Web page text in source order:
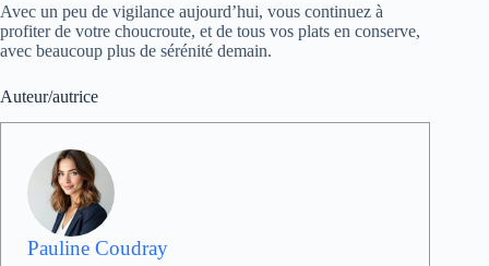
Avec un peu de vigilance aujourd’hui, vous continuez à
profiter de votre choucroute, et de tous vos plats en conserve,
avec beaucoup plus de sérénité demain.
Auteur/autrice
Pauline Coudray